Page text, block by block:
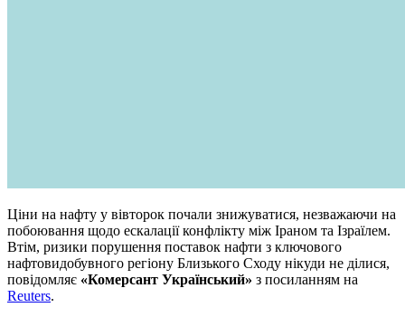
Ціни на нафту у вівторок почали знижуватися, незважаючи на
побоювання щодо ескалації конфлікту між Іраном та Ізраїлем.
Втім, ризики порушення поставок нафти з ключового
нафтовидобувного регіону Близького Сходу нікуди не ділися,
повідомляє «Комерсант Український» з посиланням на
Reuters.